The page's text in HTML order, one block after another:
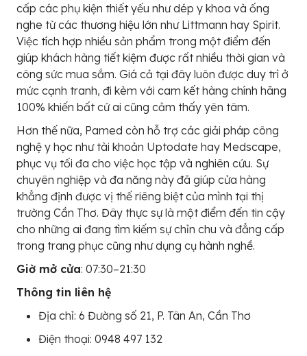
cấp các phụ kiện thiết yếu như dép y khoa và ống
nghe từ các thương hiệu lớn như Littmann hay Spirit.
Việc tích hợp nhiều sản phẩm trong một điểm đến
giúp khách hàng tiết kiệm được rất nhiều thời gian và
công sức mua sắm. Giá cả tại đây luôn được duy trì ở
mức cạnh tranh, đi kèm với cam kết hàng chính hãng
100% khiến bất cứ ai cũng cảm thấy yên tâm.
Hơn thế nữa, Pamed còn hỗ trợ các giải pháp công
nghệ y học như tài khoản Uptodate hay Medscape,
phục vụ tối đa cho việc học tập và nghiên cứu. Sự
chuyên nghiệp và đa năng này đã giúp cửa hàng
khẳng định được vị thế riêng biệt của mình tại thị
trường Cần Thơ. Đây thực sự là một điểm đến tin cậy
cho những ai đang tìm kiếm sự chỉn chu và đẳng cấp
trong trang phục cũng như dụng cụ hành nghề.
Giờ mở cửa: 07:30–21:30
Thông tin liên hệ
Địa chỉ: 6 Đường số 21, P. Tân An, Cần Thơ
Điện thoại: 0948 497 132